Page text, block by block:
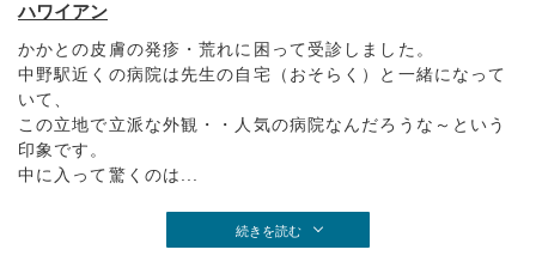
ハワイアン
かかとの皮膚の発疹・荒れに困って受診しました。
中野駅近くの病院は先生の自宅（おそらく）と一緒になって
いて、
この立地で立派な外観・・人気の病院なんだろうな～という
印象です。
中に入って驚くのは...
続きを読む